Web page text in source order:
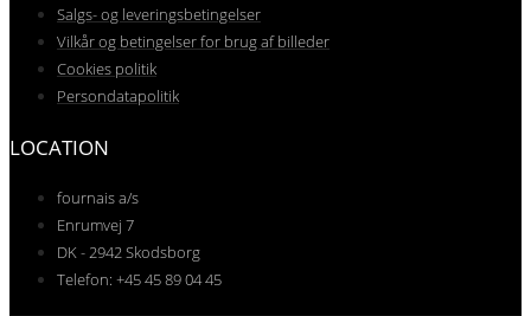
Salgs- og leveringsbetingelser
Vilkår og betingelser for brug af billeder
Cookies politik
Persondatapolitik
LOCATION
fournais a/s
Enrumvej 7
DK - 2942 Skodsborg
Telefon: +45 45 89 04 45